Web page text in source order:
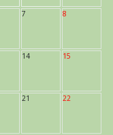
7 8
14 15
21 22